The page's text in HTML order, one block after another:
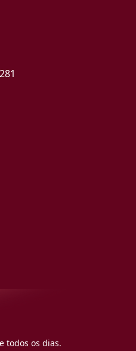
todos os dias.